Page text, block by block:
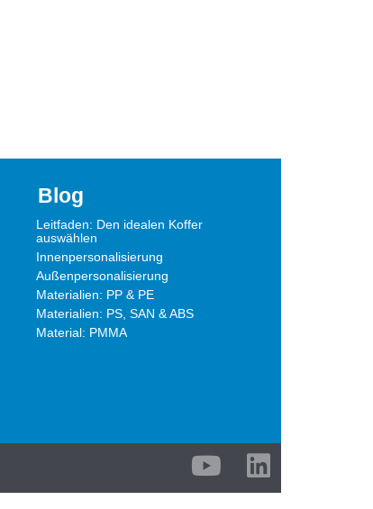
Blog
Leitfaden: Den idealen Koffer
auswählen
Innenpersonalisierung
Außenpersonalisierung
Materialien: PP & PE
Materialien: PS, SAN & ABS
Material: PMMA